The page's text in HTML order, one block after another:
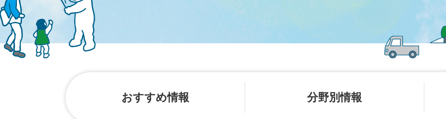
本
文
おすすめ情報 分野別情報